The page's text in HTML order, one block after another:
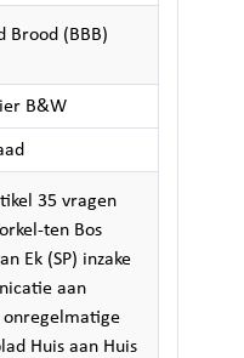
Brood (BBB)
B&W
35 vragen
ten Bos
Ek (SP) inzake
aan
onregelmatige
Huis aan Huis